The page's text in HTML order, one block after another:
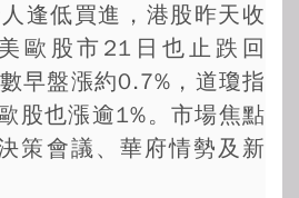
逢低買進，港股昨天收
歐股市21日也止跌回
早盤漲約0.7%，道瓊指
股也漲逾1%。市場焦點
策會議、華府情勢及新